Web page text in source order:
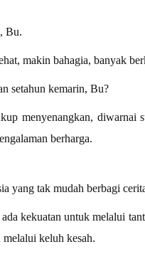
Bu.
makin bahagia, banyak
setahun kemarin, Bu?
menyenangkan, diwarnai
berharga.
yang tak mudah berbagi
kekuatan untuk melalui
keluh kesah.